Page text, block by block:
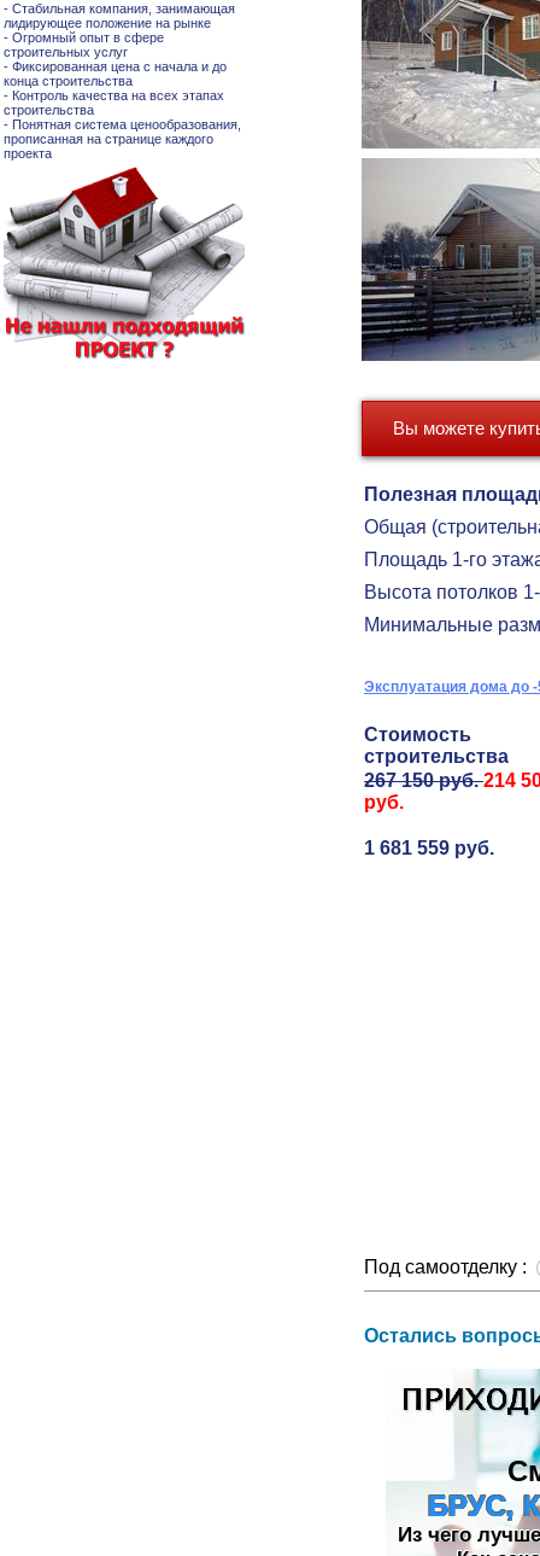
- Стабильная компания, занимающая
лидирующее положение на рынке
- Огромный опыт в сфере
строительных услуг
- Фиксированная цена с начала и до
конца строительства
- Контроль качества на всех этапах
строительства
- Понятная система ценообразования,
прописанная на странице каждого
проекта
Вы можете
Полезная
Общая
Площадь 1-го
Высота потолков
Минимальные
Эксплуатация дома до
Стоимость
строительства
267 150 руб.214
руб.
1 681 559 руб.
Под самоотделку :
Остались
БРУС,
Из чего